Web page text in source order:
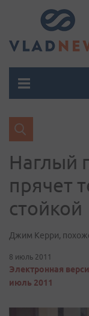
Наглый
прячет
стойкой
Джим Керри,
8 июль 2011
Электронная
июль 2011